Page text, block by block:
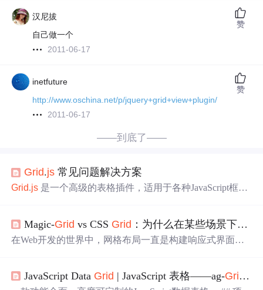
汉尼拔
自己做一个
2011-06-17
赞
inetfuture
http://www.oschina.net/p/jquery+grid+view+plugin/
2011-06-17
赞
——到底了——
Grid.js 常见问题解决方案
Grid.js 是一个高级的表格插件，适用于各种JavaScript框架
ipt编写，支持所有现代浏览器和IE11+。 ## 主要编程语言 -
TypeScript - JavaScript - SCSS ## 新手使用注意事项及解决
Magic-Grid vs CSS Grid ：为什么在某些场景下JavaScript库更胜一筹
在Web开发的世界中，网格布局一直是构建响应式界面的
-Grid这样的JavaScript库却能提供更优雅的解决方案。本文
JavaScript Data Grid | JavaScript 表格——ag-Grid 开